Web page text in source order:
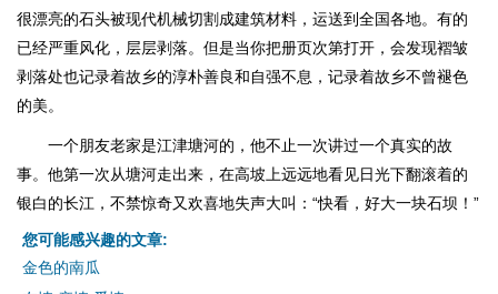
很漂亮的石头被现代机械切割成建筑材料，运送到全国各地。有的
已经严重风化，层层剥落。但是当你把册页次第打开，会发现褶皱
剥落处也记录着故乡的淳朴善良和自强不息，记录着故乡不曾褪色
的美。
一个朋友老家是江津塘河的，他不止一次讲过一个真实的故
事。他第一次从塘河走出来，在高坡上远远地看见日光下翻滚着的
银白的长江，不禁惊奇又欢喜地失声大叫：“快看，好大一块石坝！”
您可能感兴趣的文章:
金色的南瓜